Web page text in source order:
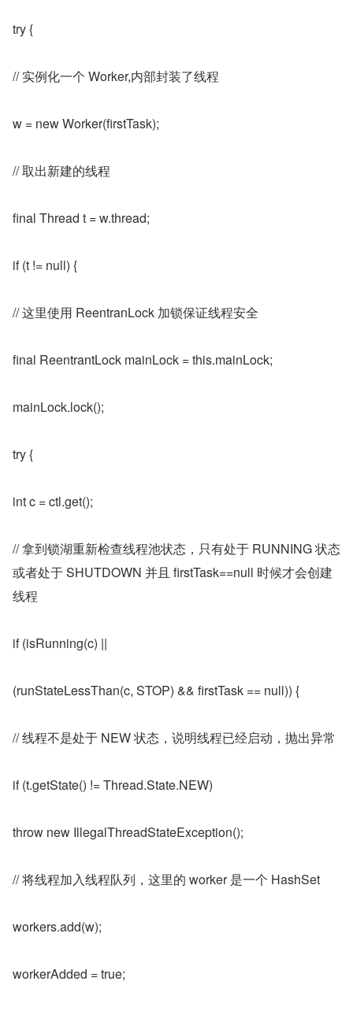
try {
// 实例化一个 Worker,内部封装了线程
w = new Worker(firstTask);
// 取出新建的线程
final Thread t = w.thread;
if (t != null) {
// 这里使用 ReentranLock 加锁保证线程安全
final ReentrantLock mainLock = this.mainLock;
mainLock.lock();
try {
int c = ctl.get();
// 拿到锁湖重新检查线程池状态，只有处于 RUNNING 状态
或者处于 SHUTDOWN 并且 firstTask==null 时候才会创建
线程
if (isRunning(c) ||
(runStateLessThan(c, STOP) && firstTask == null)) {
// 线程不是处于 NEW 状态，说明线程已经启动，抛出异常
if (t.getState() != Thread.State.NEW)
throw new IllegalThreadStateException();
// 将线程加入线程队列，这里的 worker 是一个 HashSet
workers.add(w);
workerAdded = true;